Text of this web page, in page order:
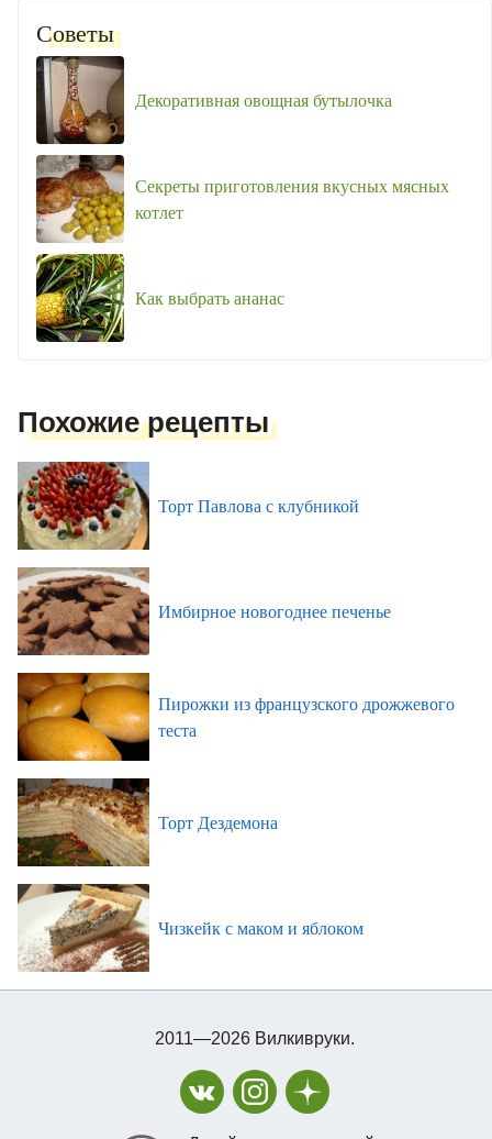
Советы
Декоративная овощная бутылочка
Секреты приготовления вкусных мясных
котлет
Как выбрать ананас
Похожие рецепты
Торт Павлова с клубникой
Имбирное новогоднее печенье
Пирожки из французского дрожжевого
теста
Торт Дездемона
Чизкейк с маком и яблоком
2011—2026 Вилкивруки.